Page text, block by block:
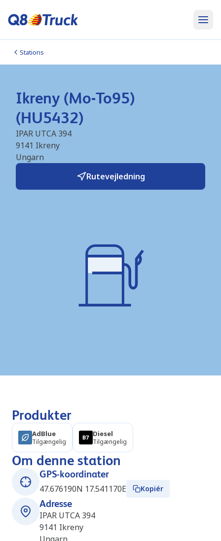
Stations
Ikreny (Mo-To95)
(HU5432)
IPAR UTCA 394
9141 Ikreny
Ungarn
Rutevejledning
Produkter
AdBlue
Tilgængelig
Diesel
Tilgængelig
Om denne station
GPS-koordinater
47.676190N 17.541170E
Kopiér
Adresse
IPAR UTCA 394
9141 Ikreny